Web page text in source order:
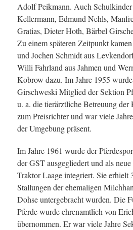
Adolf Peikmann. Auch
Kellermann, Edmund Nehls,
Gratias, Dieter Hoth, Bärbel
Zu einem späteren Zeitpunkt
und Jochen Schmidt aus
Willi Fahrland aus Jahmen und
Kobrow dazu. Im Jahre 1955
Girschweski Mitglied der Sektion
u. a. die tierärztliche Betreuung der
zum Preisrichter und war viele
der Umgebung präsent.
Im Jahre 1961 wurde der
der GST ausgegliedert und als
Traktor Laage integriert. Sie erhielt
Stallungen der ehemaligen
Dohse untergebracht wurden. Die
Pferde wurde ehrenamtlich von
übernommen. Er war viele Jahre